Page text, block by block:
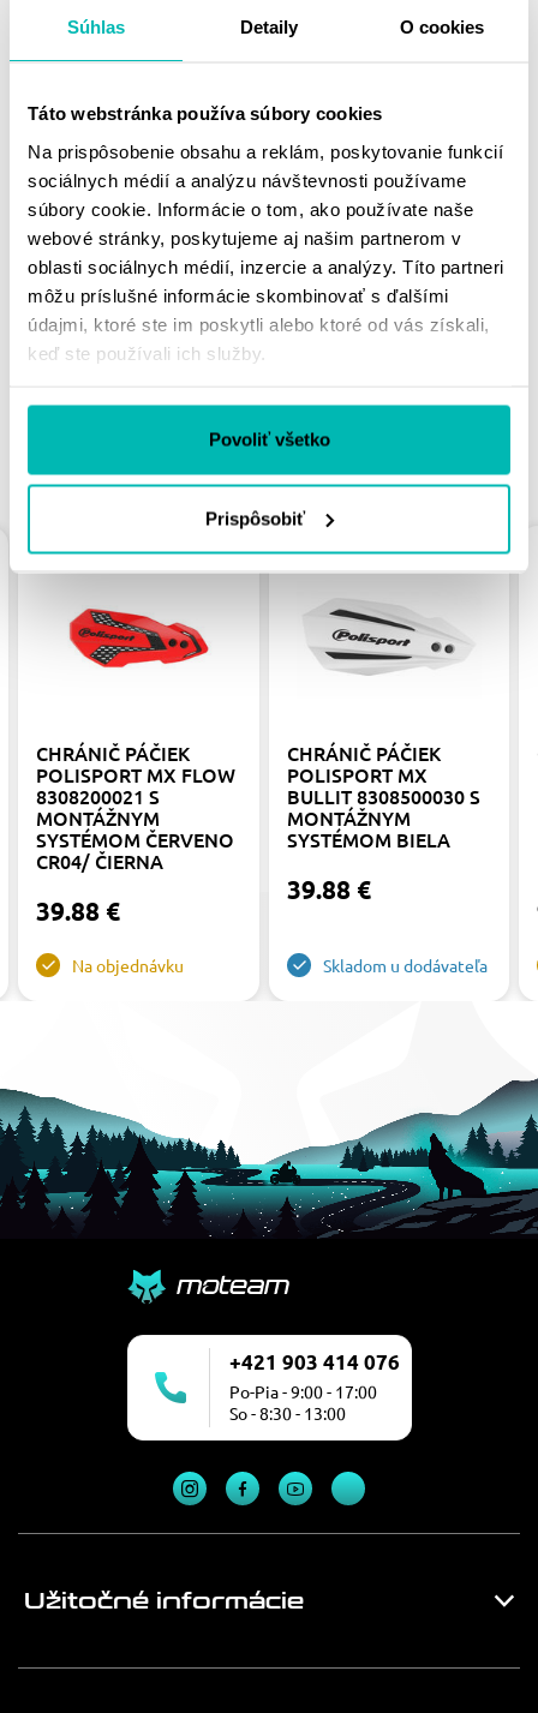
Súhlas Detaily O cookies
Táto webstránka používa súbory cookies
Na prispôsobenie obsahu a reklám, poskytovanie funkcií
sociálnych médií a analýzu návštevnosti používame
súbory cookie. Informácie o tom, ako používate naše
webové stránky, poskytujeme aj našim partnerom v
oblasti sociálnych médií, inzercie a analýzy. Títo partneri
môžu príslušné informácie skombinovať s ďalšími
údajmi, ktoré ste im poskytli alebo ktoré od vás získali,
keď ste používali ich služby.
Povoliť všetko
Prispôsobiť
BULLIT FWA 8308600008 S
UNIVERZÁLNOU MONTÁŽNOU
SADOU ZELENÁ 05
Doprava a vrátenie
MOHLO BY SA VÁM
PÁČIŤ
PODOBNÉ PRODUKTY
CHRÁNIČ PÁČIEK
POLISPORT MX FLOW
8308200021 S
MONTÁŽNYM
SYSTÉMOM ČERVENO
CR04/ ČIERNA
39.88 €
Na objednávku
CHRÁNIČ PÁČIEK
POLISPORT MX
BULLIT 8308500030 S
MONTÁŽNYM
SYSTÉMOM BIELA
39.88 €
Skladom u dodávateľa
+421 903 414 076
Po-Pia - 9:00 - 17:00
So - 8:30 - 13:00
Užitočné informácie